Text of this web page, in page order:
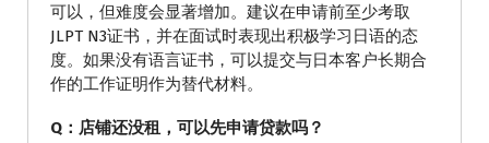
可以，但难度会显著增加。建议在申请前至少考取
JLPT N3证书，并在面试时表现出积极学习日语的态
度。如果没有语言证书，可以提交与日本客户长期合
作的工作证明作为替代材料。
Q：店铺还没租，可以先申请贷款吗？